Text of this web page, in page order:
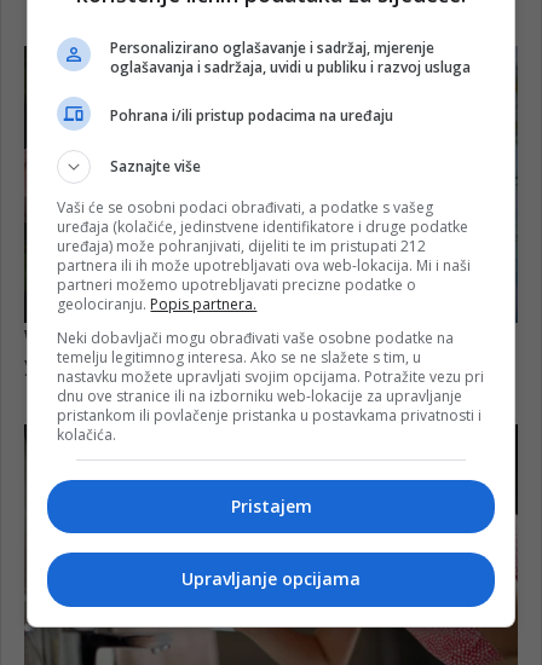
Personalizirano oglašavanje i sadržaj, mjerenje
oglašavanja i sadržaja, uvidi u publiku i razvoj usluga
Pohrana i/ili pristup podacima na uređaju
Saznajte više
Vaši će se osobni podaci obrađivati, a podatke s vašeg
uređaja (kolačiće, jedinstvene identifikatore i druge podatke
uređaja) može pohranjivati, dijeliti te im pristupati 212
partnera ili ih može upotrebljavati ova web-lokacija. Mi i naši
partneri možemo upotrebljavati precizne podatke o
geolociranju. Popis partnera.
Neki dobavljači mogu obrađivati vaše osobne podatke na
temelju legitimnog interesa. Ako se ne slažete s tim, u
nastavku možete upravljati svojim opcijama. Potražite vezu pri
dnu ove stranice ili na izborniku web-lokacije za upravljanje
pristankom ili povlačenje pristanka u postavkama privatnosti i
kolačića.
Pristajem
Upravljanje opcijama